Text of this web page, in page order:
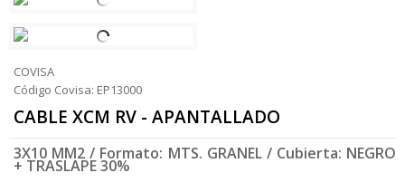
COVISA
Código Covisa: EP13000
CABLE XCM RV - APANTALLADO
3X10 MM2 / Formato: MTS. GRANEL / Cubierta: NEGRO
+ TRASLAPE 30%